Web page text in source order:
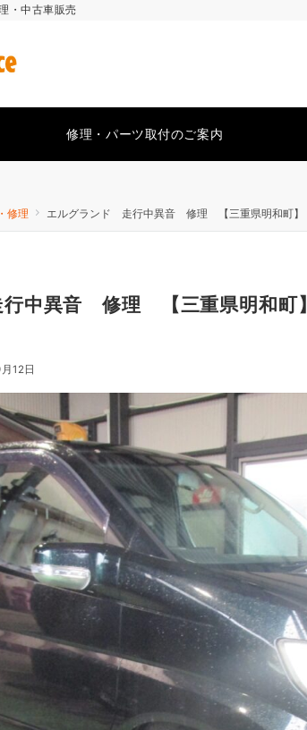
・中古車販売
修理・パーツ取付のご案内
修理 エルグランド 走行中異音 修理 【三重県明和町】
中異音 修理 【三重県明和町】
12日